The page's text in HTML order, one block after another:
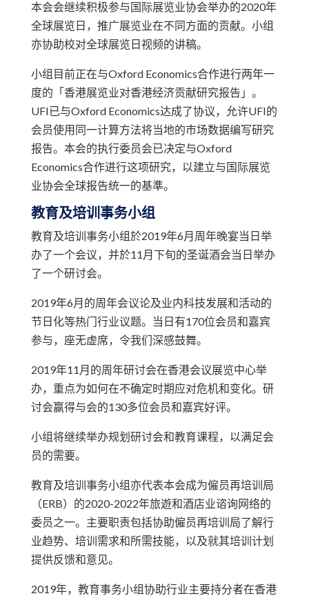
本会会继续积极参与国际展览业协会举办的2020年
全球展览日，推广展览业在不同方面的贡献。小组
亦协助校对全球展览日视频的讲稿。
小组目前正在与Oxford Economics合作进行两年一
度的「香港展览业对香港经济贡献研究报告」。
UFI已与Oxford Economics达成了协议，允许UFI的
会员使用同一计算方法将当地的市场数据编写研究
报告。本会的执行委员会已决定与Oxford
Economics合作进行这项研究，以建立与国际展览
业协会全球报告统一的基準。
教育及培训事务小组
教育及培训事务小组於2019年6月周年晚宴当日举
办了一个会议，并於11月下旬的圣诞酒会当日举办
了一个研讨会。
2019年6月的周年会议论及业内科技发展和活动的
节日化等热门行业议题。当日有170位会员和嘉宾
参与，座无虚席，令我们深感鼓舞。
2019年11月的周年研讨会在香港会议展览中心举
办，重点为如何在不确定时期应对危机和变化。研
讨会赢得与会的130多位会员和嘉宾好评。
小组将继续举办规划研讨会和教育课程，以满足会
员的需要。
教育及培训事务小组亦代表本会成为僱员再培训局
（ERB）的2020-2022年旅遊和酒店业谘询网络的
委员之一。主要职责包括协助僱员再培训局了解行
业趋势、培训需求和所需技能，以及就其培训计划
提供反馈和意见。
2019年，教育事务小组协助行业主要持分者在香港